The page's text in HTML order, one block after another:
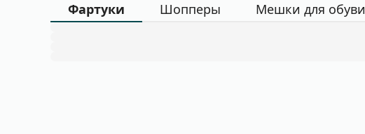
Фартуки Шопперы Мешки для обуви